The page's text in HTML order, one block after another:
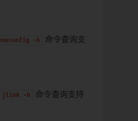
-h
命令查询支
jlink -h
命令查询支持